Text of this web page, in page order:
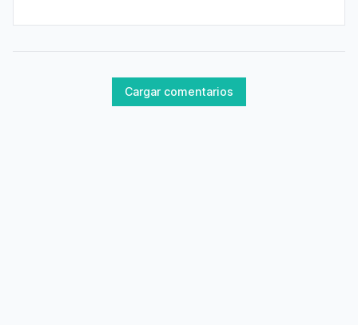
Cargar comentarios